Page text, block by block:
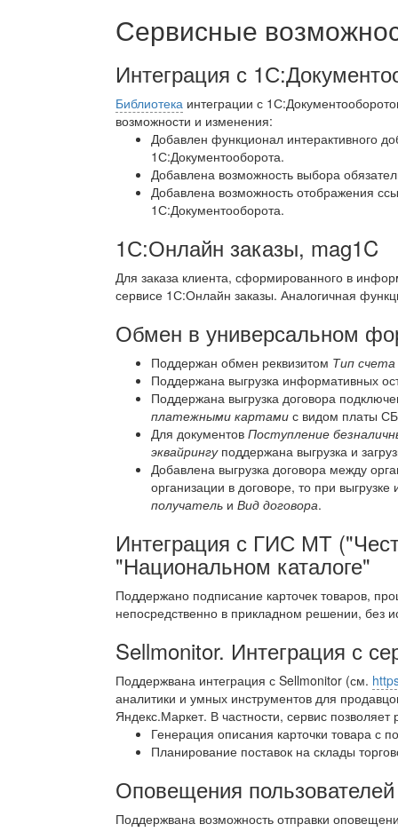
Сервисные
Интеграция с
Библиотека интеграции с
возможности и изменения:
Добавлен функционал интерактивного
1С:Документооборота.
Добавлена возможность выбора
Добавлена возможность отображения
1С:Документооборота.
1С:Онлайн заказы, mag1C
Для заказа клиента, сформированного в
сервисе 1С:Онлайн заказы. Аналогичная
Обмен в универсальном
Поддержан обмен реквизитом Тип счета
Поддержана выгрузка информативных
Поддержана выгрузка договора
платежными картами с видом платы
Для документов Поступление
эквайрингуподдержана выгрузка и
Добавлена выгрузка договора между
организации в договоре, то при
получатель и Вид договора.
Интеграция с ГИС МТ
"Национальном каталоге"
Поддержано подписание карточек товаров,
непосредственно в прикладном решении, без
Sellmonitor. Интеграция с
Поддержвана интеграция с Sellmonitor (см.
аналитики и умных инструментов для
Яндекс.Маркет. В частности, сервис
Генерация описания карточки товара с
Планирование поставок на склады
Оповещения
Поддержвана возможность отправки